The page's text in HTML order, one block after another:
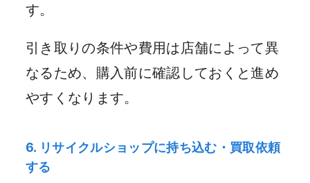
す。
引き取りの条件や費用は店舗によって異
なるため、購入前に確認しておくと進め
やすくなります。
6. リサイクルショップに持ち込む・買取依頼
する